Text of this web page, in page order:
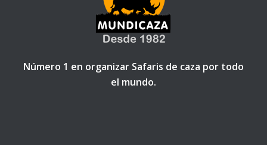
Número 1 en organizar Safaris de caza por todo
el mundo.